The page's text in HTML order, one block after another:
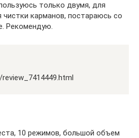
только двумя, для
карманов, постараюсь со
Рекомендую.
10 режимов, большой объем